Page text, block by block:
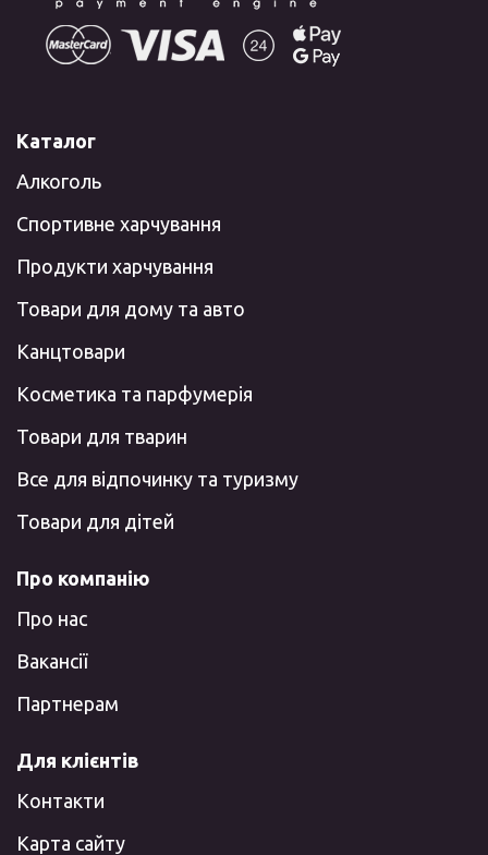
Каталог
Алкоголь
Спортивне харчування
Продукти харчування
Товари для дому та авто
Канцтовари
Косметика та парфумерія
Товари для тварин
Все для відпочинку та туризму
Товари для дітей
Про компанію
Про нас
Вакансії
Партнерам
Для клієнтів
Контакти
Карта сайту